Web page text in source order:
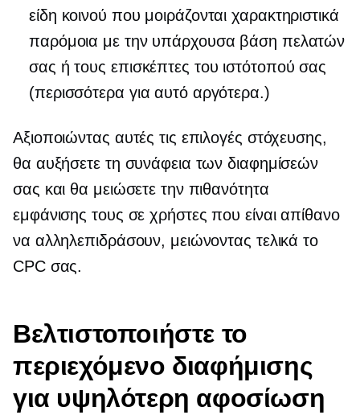
είδη κοινού που μοιράζονται χαρακτηριστικά
παρόμοια με την υπάρχουσα βάση πελατών
σας ή τους επισκέπτες του ιστότοπού σας
(περισσότερα για αυτό αργότερα.)
Αξιοποιώντας αυτές τις επιλογές στόχευσης,
θα αυξήσετε τη συνάφεια των διαφημίσεών
σας και θα μειώσετε την πιθανότητα
εμφάνισης τους σε χρήστες που είναι απίθανο
να αλληλεπιδράσουν, μειώνοντας τελικά το
CPC σας.
Βελτιστοποιήστε το
περιεχόμενο διαφήμισης
για υψηλότερη αφοσίωση